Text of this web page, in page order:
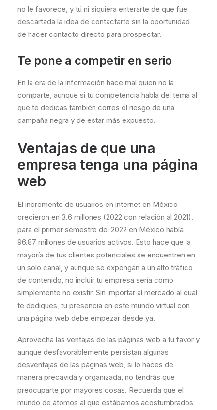
no le favorece, y tú ni siquiera enterarte de que fue
descartada la idea de contactarte sin la oportunidad
de hacer contacto directo para prospectar.
Te pone a competir en serio
En la era de la información hace mal quien no la
comparte, aunque si tu competencia habla del tema al
que te dedicas también corres el riesgo de una
campaña negra y de estar más expuesto.
Ventajas de que una
empresa tenga una página
web
El incremento de usuarios en internet en México
crecieron en 3.6 millones (2022 con relación al 2021).
para el primer semestre del 2022 en México había
96.87 millones de usuarios activos. Esto hace que la
mayoría de tus clientes potenciales se encuentren en
un solo canal, y aunque se expongan a un alto tráfico
de contenido, no incluir tu empresa sería como
simplemente no existir. Sin importar al mercado al cual
te dediques, tu presencia en este mundo virtual con
una página web debe empezar desde ya.
Aprovecha las ventajas de las páginas web a tu favor y
aunque desfavorablemente persistan algunas
desventajas de las páginas web, si lo haces de
manera precavida y organizada, no tendrás que
preocuparte por mayores cosas. Recuerda que el
mundo de átomos al que estábamos acostumbrados